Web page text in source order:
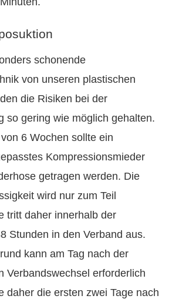
schonende
von unseren plastischen
die Risiken bei der
so gering wie möglich gehalten.
6 Wochen sollte ein
Kompressionsmieder
getragen werden. Die
wird nur zum Teil
tritt daher innerhalb der
Stunden in den Verband aus.
kann am Tag nach der
Verbandswechsel erforderlich
daher die ersten zwei Tage nach